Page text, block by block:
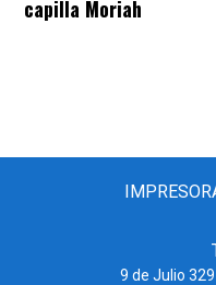
capilla Moriah
9 de Julio 329